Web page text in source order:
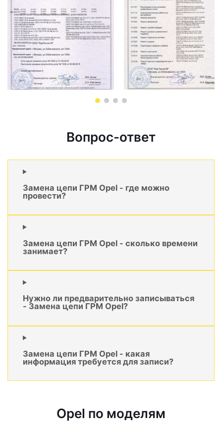
Вопрос-ответ
Замена цепи ГРМ Opel - где можно
провести?
Замена цепи ГРМ Opel - сколько времени
занимает?
Нужно ли предварительно записываться
- Замена цепи ГРМ Opel?
Замена цепи ГРМ Opel - какая
информация требуется для записи?
Opel по моделям